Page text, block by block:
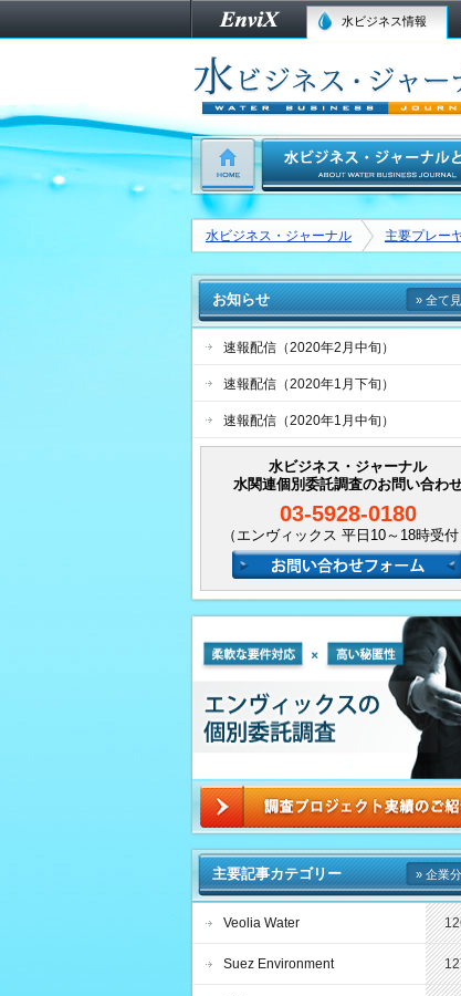
水ビジネス情報
水ビジネス・ジャーナル 主要プレー
お知らせ » 全て
速報配信（2020年2月中旬）
速報配信（2020年1月下旬）
速報配信（2020年1月中旬）
水ビジネス・ジャーナル
水関連個別委託調査のお問い合わ
03-5928-0180
（エンヴィックス 平日10～18時受付
主要記事カテゴリー » 企業
Veolia Water
Suez Environment